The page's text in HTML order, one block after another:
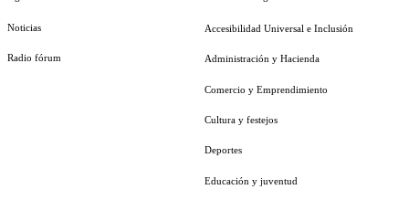
Noticias
Radio fórum
Accesibilidad Universal e Inclusión
Administración y Hacienda
Comercio y Emprendimiento
Cultura y festejos
Deportes
Educación y juventud